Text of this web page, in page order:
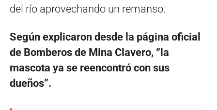
del río aprovechando un remanso.
Según explicaron desde la página oficial
de Bomberos de Mina Clavero, “la
mascota ya se reencontró con sus
dueños”.